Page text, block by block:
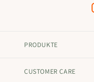
PRODUKTE
CUSTOMER CARE